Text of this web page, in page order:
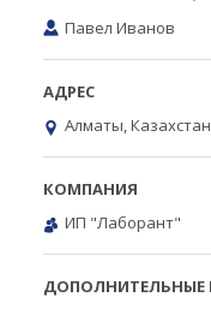
Павел Иванов
Алматы, Казахстан
ИП "Лаборант"